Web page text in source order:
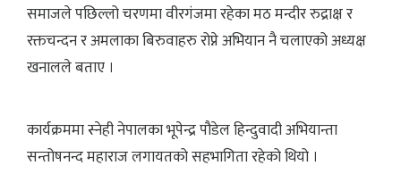
समाजले पछिल्लो चरणमा वीरगंजमा रहेका मठ मन्दीर रुद्राक्ष र
रक्तचन्दन र अमलाका बिरुवाहरु रोप्ने अभियान नै चलाएको अध्यक्ष
खनालले बताए ।
कार्यक्रममा स्नेही नेपालका भूपेन्द्र पौडेल हिन्दुवादी अभियान्ता
सन्तोषनन्द महाराज लगायतको सहभागिता रहेको थियो ।